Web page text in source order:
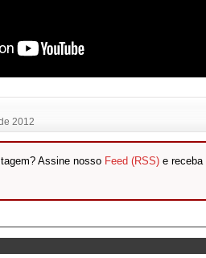
2012
Assine nosso Feed (RSS) e